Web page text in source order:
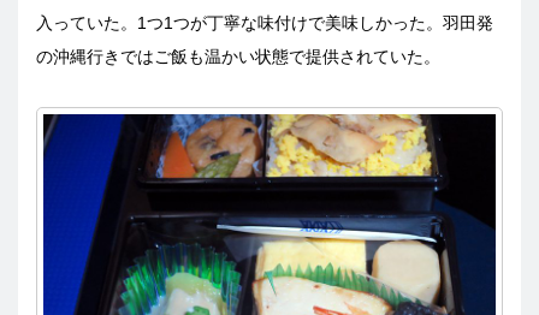
入っていた。1つ1つが丁寧な味付けで美味しかった。羽田発
の沖縄行きではご飯も温かい状態で提供されていた。